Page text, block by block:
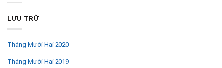
LƯU TRỮ
Tháng Mười Hai 2020
Tháng Mười Hai 2019